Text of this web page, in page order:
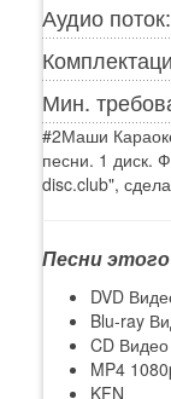
Аудио поток:
Мин.
#2Маши
песни. 1 диск.
disc.club",
Песни
DVD
Blu-ray
CD
MP4
KFN